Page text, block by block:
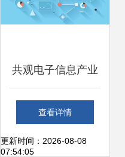
共观电子信息产业
发展，探寻产业新
路径
查看详情
更新时间：2026-08-08
07:54:05